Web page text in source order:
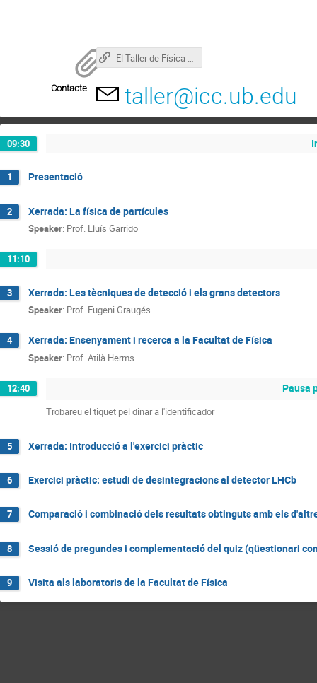
El Taller de Física de Partícules
Contacte taller@icc.ub.edu
09:30
1 Presentació
2 Xerrada: La física de partícules
Speaker: Prof. Lluís Garrido
11:10
3 Xerrada: Les tècniques de detecció i els grans detectors
Speaker: Prof. Eugeni Graugés
4 Xerrada: Ensenyament i recerca a la Facultat de Física
Speaker: Prof. Atilà Herms
12:40 Pausa
Trobareu el tiquet pel dinar a l'identificador
5 Xerrada: Introducció a l'exercici pràctic
6 Exercici pràctic: estudi de desintegracions al detector LHCb
7 Comparació i combinació dels resultats obtinguts amb els
8 Sessió de pregundes i complementació del quiz (qüestionari
9 Visita als laboratoris de la Facultat de Física